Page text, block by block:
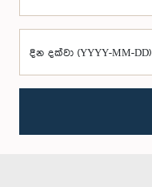
දින දක්වා (YYYY-MM-DD)